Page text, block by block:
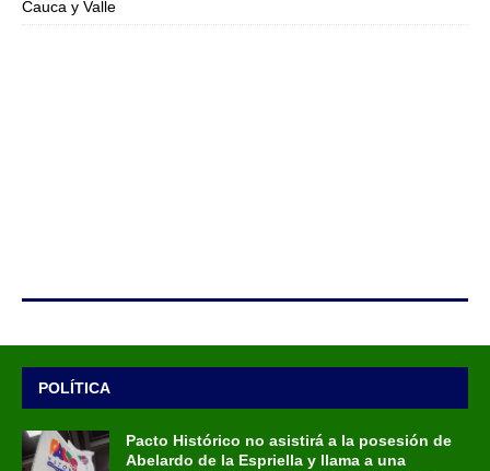
Cauca y Valle
POLÍTICA
Pacto Histórico no asistirá a la posesión de
Abelardo de la Espriella y llama a una